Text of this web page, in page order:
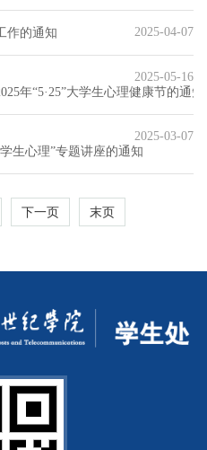
2025-04-07
作的通知
2025-05-16
年“5·25”大学生心理健康节的通知
2025-03-07
生心理”专题讲座的通知
下一页 末页